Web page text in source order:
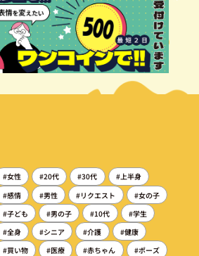
#女性 #20代 #30代
#上半身
#感情
#男性 #リクエスト
#女の子
#子ども
#男の子 #10代
#学生
#全身
#シニア #介護
#健康
#買い物
#医療 #赤ちゃん
#ポーズ